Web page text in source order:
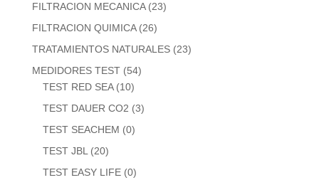
FILTRACION MECANICA (23)
FILTRACION QUIMICA (26)
TRATAMIENTOS NATURALES (23)
MEDIDORES TEST (54)
TEST RED SEA (10)
TEST DAUER CO2 (3)
TEST SEACHEM (0)
TEST JBL (20)
TEST EASY LIFE (0)